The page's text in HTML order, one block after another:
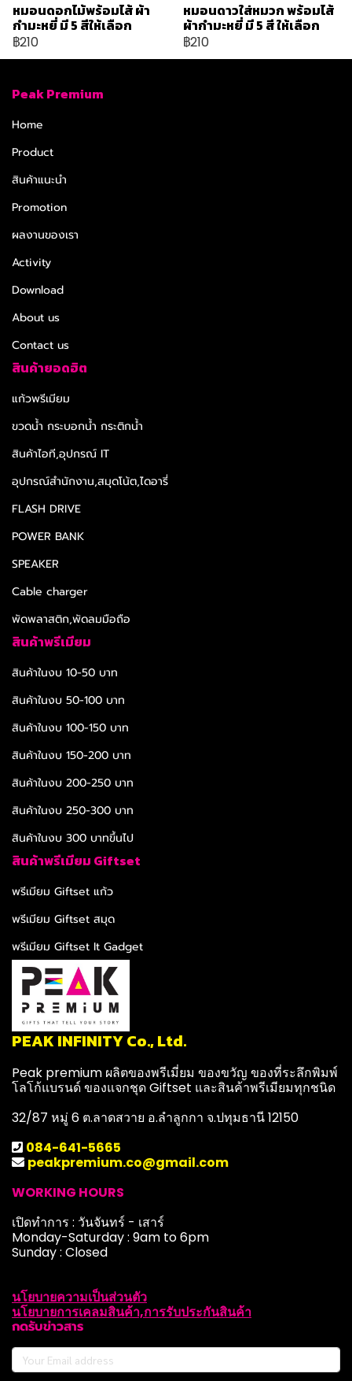
หมอนดอกไม้พร้อมไส้ ผ้า
กำมะหยี่ มี 5 สีให้เลือก
฿210
หมอนดาวใส่หมวก พร้อมไส้
ผ้ากำมะหยี่ มี 5 สี ให้เลือก
฿210
Peak Premium
Home
Product
สินค้าแนะนำ
Promotion
ผลงานของเรา
Activity
Download
About us
Contact us
สินค้ายอดฮิต
แก้วพรีเมียม
ขวดน้ำ กระบอกน้ำ กระติกน้ำ
สินค้าไอที,อุปกรณ์ IT
อุปกรณ์สำนักงาน,สมุดโน้ต,ไดอารี่
FLASH DRIVE
POWER BANK
SPEAKER
Cable charger
พัดพลาสติก,พัดลมมือถือ
สินค้าพรีเมียม
สินค้าในงบ 10-50 บาท
สินค้าในงบ 50-100 บาท
สินค้าในงบ 100-150 บาท
สินค้าในงบ 150-200 บาท
สินค้าในงบ 200-250 บาท
สินค้าในงบ 250-300 บาท
สินค้าในงบ 300 บาทขึ้นไป
สินค้าพรีเมียม Giftset
พรีเมียม Giftset แก้ว
พรีเมียม Giftset สมุด
พรีเมียม Giftset It Gadget
PEAK INFINITY Co., Ltd.
Peak premium ผลิตของพรีเมี่ยม ของขวัญ ของที่ระลึกพิมพ์
โลโก้แบรนด์ ของแจกชุด Giftset และสินค้าพรีเมียมทุกชนิด
32/87 หมู่ 6 ต.ลาดสวาย อ.ลำลูกกา จ.ปทุมธานี 12150
084-641-5665
peakpremium.co@gmail.com
WORKING HOURS
เปิดทำการ : วันจันทร์ - เสาร์
Monday-Saturday : 9am to 6pm
Sunday : Closed
นโยบายความเป็นส่วนตัว
นโยบายการเคลมสินค้า,การรับประกันสินค้า
กดรับข่าวสาร